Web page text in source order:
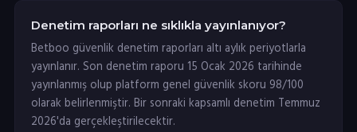
Denetim raporları ne sıklıkla yayınlanıyor?
Betboo güvenlik denetim raporları altı aylık periyotlarla
yayınlanır. Son denetim raporu 15 Ocak 2026 tarihinde
yayınlanmış olup platform genel güvenlik skoru 98/100
olarak belirlenmiştir. Bir sonraki kapsamlı denetim Temmuz
2026'da gerçekleştirilecektir.